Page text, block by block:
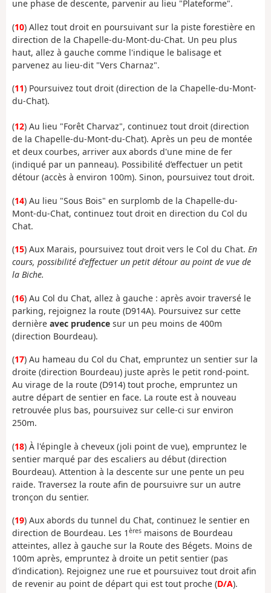
une phase de descente, parvenir au lieu "Plateforme".
(10) Allez tout droit en poursuivant sur la piste forestière en
direction de la Chapelle-du-Mont-du-Chat. Un peu plus
haut, allez à gauche comme l'indique le balisage et
parvenez au lieu-dit "Vers Charnaz".
(11) Poursuivez tout droit (direction de la Chapelle-du-Mont-
du-Chat).
(12) Au lieu "Forêt Charvaz", continuez tout droit (direction
de la Chapelle-du-Mont-du-Chat). Après un peu de montée
et deux courbes, arriver aux abords d'une mine de fer
(indiqué par un panneau). Possibilité d’effectuer un petit
détour (accès à environ 100m). Sinon, poursuivez tout droit.
(14) Au lieu "Sous Bois" en surplomb de la Chapelle-du-
Mont-du-Chat, continuez tout droit en direction du Col du
Chat.
(15) Aux Marais, poursuivez tout droit vers le Col du Chat. En
cours, possibilité d'effectuer un petit détour au point de vue de
la Biche.
(16) Au Col du Chat, allez à gauche : après avoir traversé le
parking, rejoignez la route (D914A). Poursuivez sur cette
dernière avec prudence sur un peu moins de 400m
(direction Bourdeau).
(17) Au hameau du Col du Chat, empruntez un sentier sur la
droite (direction Bourdeau) juste après le petit rond-point.
Au virage de la route (D914) tout proche, empruntez un
autre départ de sentier en face. La route est à nouveau
retrouvée plus bas, poursuivez sur celle-ci sur environ
250m.
(18) À l'épingle à cheveux (joli point de vue), empruntez le
sentier marqué par des escaliers au début (direction
Bourdeau). Attention à la descente sur une pente un peu
raide. Traversez la route afin de poursuivre sur un autre
tronçon du sentier.
(19) Aux abords du tunnel du Chat, continuez le sentier en
direction de Bourdeau. Les 1 ères maisons de Bourdeau
atteintes, allez à gauche sur la Route des Bégets. Moins de
100m après, empruntez à droite un petit sentier (pas
d’indication). Rejoignez une rue et poursuivez tout droit afin
de revenir au point de départ qui est tout proche (D/A).